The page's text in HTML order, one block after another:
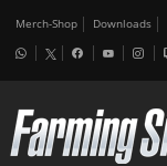
Merch-Shop Downloads